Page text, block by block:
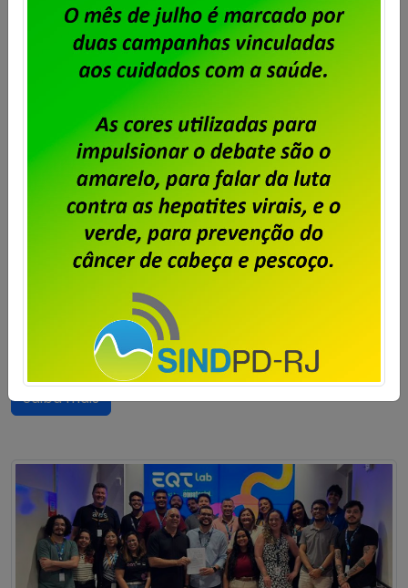
Atenção trabalhadores da
Stefanini, vocês estão sendo
lesados pela empresa!
Publicado porImprensaem12/05/2026
Quando uma empresa escolhe ignorar
deliberadamente a representação legítima da
categoria profissional, ela não está apenas
cometendo uma irregularidade administrativa. Está
afrontando a legislação trabalhista, desrespeitando
decisões judiciais e atacando diretamente os direitos
dos trabalhadores e trabalhadoras. O resultado
dessa gestão voltada unicamente para o lucro e,
consequentemente, para encher o bolso dos
patrões, é […]
Saiba mais